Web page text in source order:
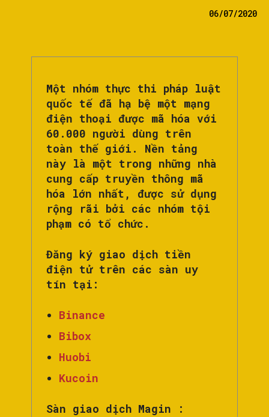
06/07/2020
Một nhóm thực thi pháp luật
quốc tế đã hạ bệ một mạng
điện thoại được mã hóa với
60.000 người dùng trên
toàn thế giới. Nền tảng
này là một trong những nhà
cung cấp truyền thông mã
hóa lớn nhất, được sử dụng
rộng rãi bởi các nhóm tội
phạm có tổ chức.
Đăng ký giao dịch tiền
điện tử trên các sàn uy
tín tại:
Binance
Bibox
Huobi
Kucoin
Sàn giao dịch Magin :